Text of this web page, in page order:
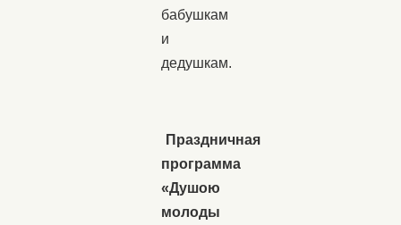
бабушкам
и
дедушкам.
Праздничная
программа
«Душою
молоды